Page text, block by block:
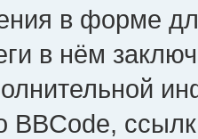
в форме
в нём
BBCode,